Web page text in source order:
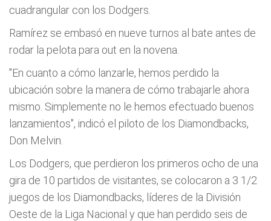
cuadrangular con los Dodgers.
Ramí­rez se embasó en nueve turnos al bate antes de
rodar la pelota para out en la novena.
"En cuanto a cómo lanzarle, hemos perdido la
ubicación sobre la manera de cómo trabajarle ahora
mismo. Simplemente no le hemos efectuado buenos
lanzamientos", indicó el piloto de los Diamondbacks,
Don Melvin.
Los Dodgers, que perdieron los primeros ocho de una
gira de 10 partidos de visitantes, se colocaron a 3 1/2
juegos de los Diamondbacks, lí­deres de la División
Oeste de la Liga Nacional y que han perdido seis de